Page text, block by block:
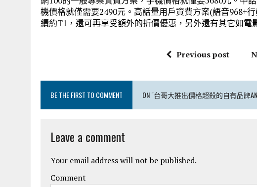
機價格就僅需要2490元。高話量用戶資費方案(語音968+
續約T1，還可再享受額外的折價優惠，另外還有其它如電
Previous post
BE THE FIRST TO COMMENT ON "台哥大推出價格超殺的自有品牌
Leave a comment
Your email address will not be published.
Comment